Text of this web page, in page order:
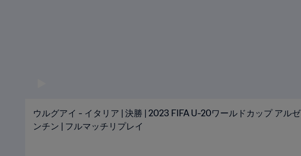
ウルグアイ - イタリア | 決勝 | 2023 FIFA U-20ワールドカップ アルゼ
ンチン | フルマッチリプレイ